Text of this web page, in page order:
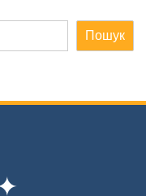
Пошук